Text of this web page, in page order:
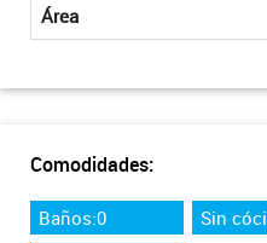
Área
Comodidades:
Baños:0
Sin